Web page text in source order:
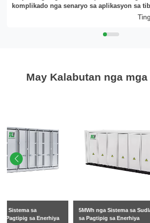
komplikado nga senaryo sa aplikasyon sa
May Kalabutan nga
5MWh nga Sistema sa Sudlanan
sa Pagtipig sa Enerhiya
261kW nga